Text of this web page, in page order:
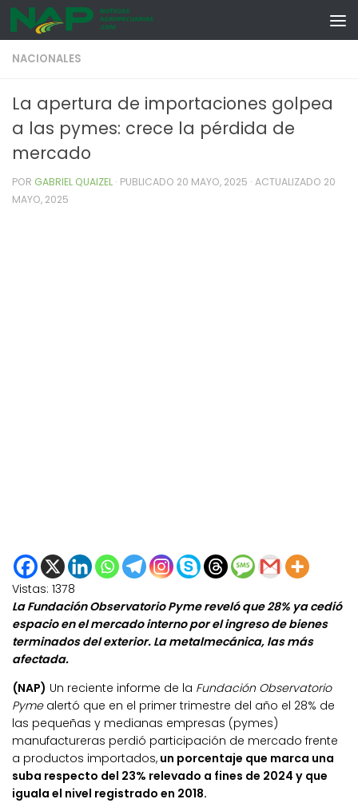
Skip to content
NACIONALES
La apertura de importaciones golpea
a las pymes: crece la pérdida de
mercado
POR GABRIEL QUAIZEL · PUBLICADO 20 MAYO, 2025 · ACTUALIZADO 20
MAYO, 2025
Vistas: 1378
La Fundación Observatorio Pyme reveló que 28% ya cedió
espacio en el mercado interno por el ingreso de bienes
terminados del exterior. La metalmecánica, las más
afectada.
(NAP) Un reciente informe de la Fundación Observatorio
Pymealertó que en el primer trimestre del año el 28% de
las pequeñas y medianas empresas (pymes)
manufactureras perdió participación de mercado frente
a productos importados, un porcentaje que marca una
suba respecto del 23% relevado a fines de 2024 y que
iguala el nivel registrado en 2018.